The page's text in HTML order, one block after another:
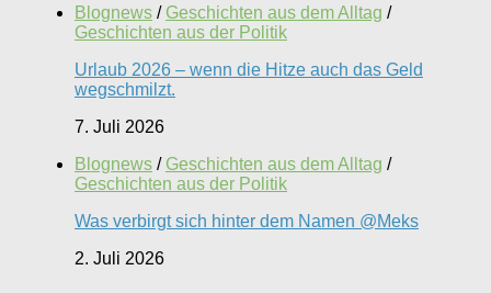
Blognews / Geschichten aus dem Alltag /
Geschichten aus der Politik
Urlaub 2026 – wenn die Hitze auch das Geld
wegschmilzt.
7. Juli 2026
Blognews / Geschichten aus dem Alltag /
Geschichten aus der Politik
Was verbirgt sich hinter dem Namen @Meks
2. Juli 2026